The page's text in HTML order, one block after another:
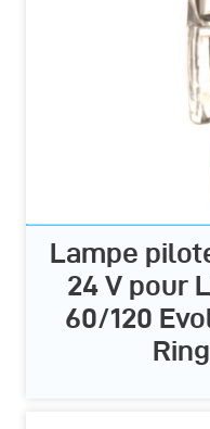
Lampe
24 V pour
60/120